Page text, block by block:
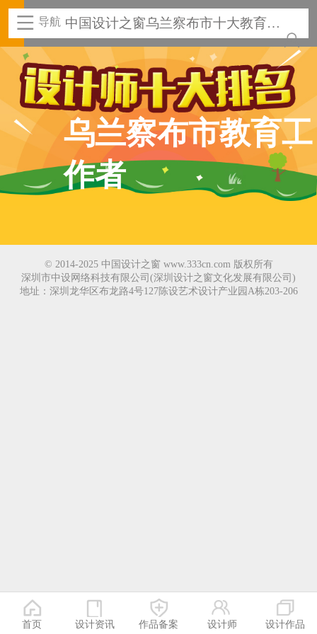
导航 中国设计之窗乌兰察布市十大教育工
作者
乌兰察布市教育工
作者
© 2014-2025 中国设计之窗 www.333cn.com 版权所有
深圳市中设网络科技有限公司(深圳设计之窗文化发展有限公司)
地址：深圳龙华区布龙路4号127陈设艺术设计产业园A栋203-206
首页 设计资讯 作品备案 设计师 设计作品